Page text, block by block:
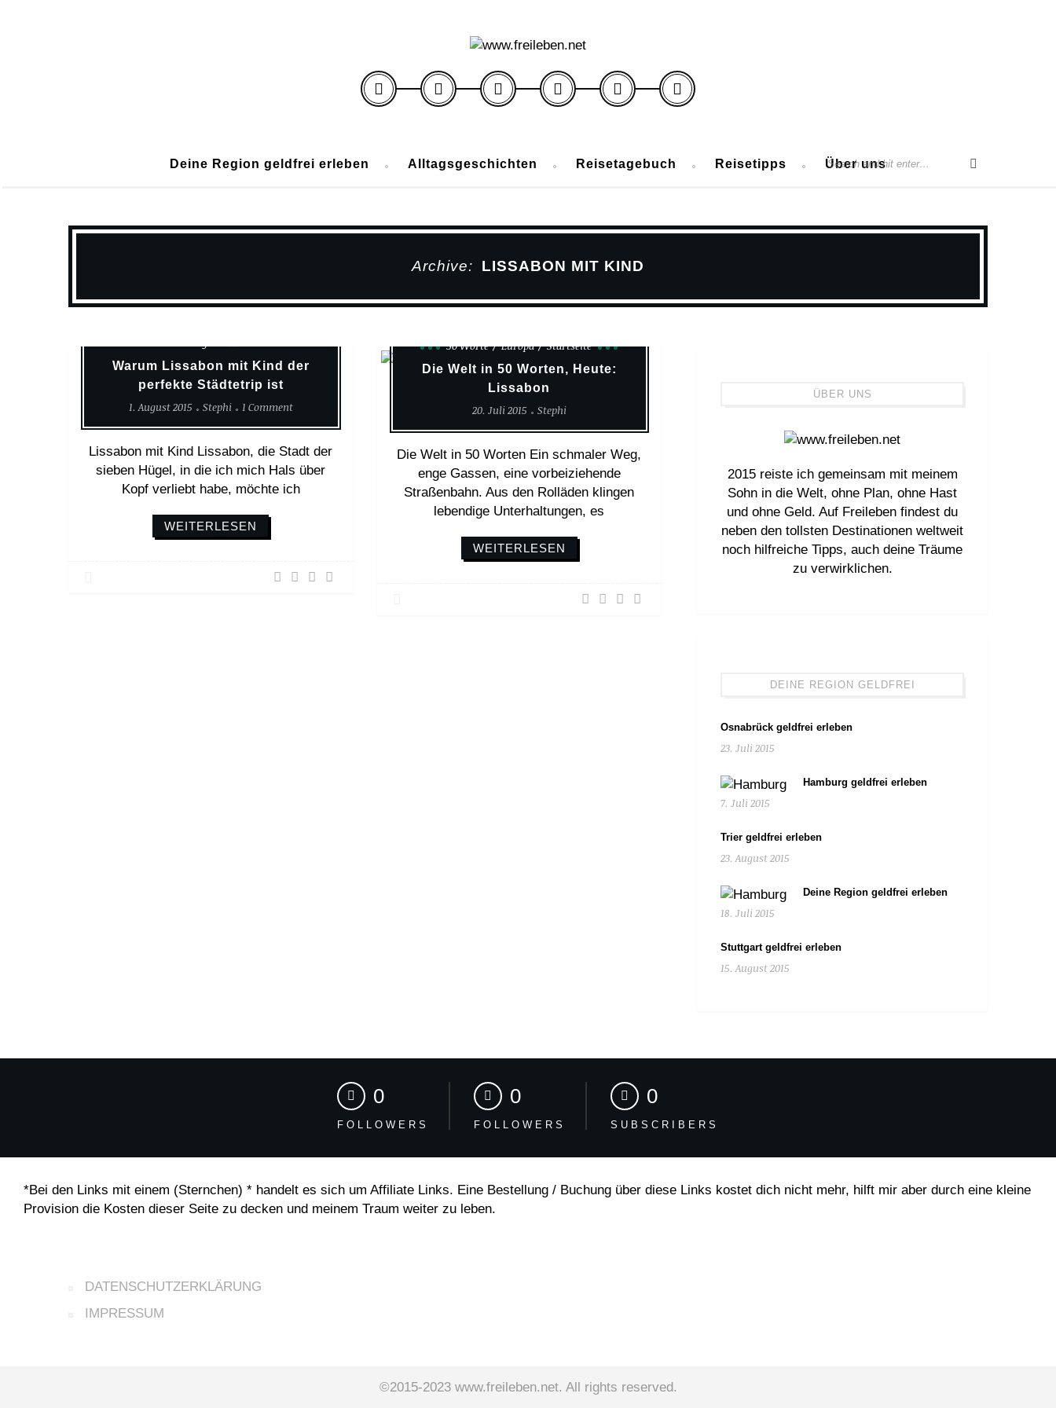
Deine Region geldfrei erleben Alltagsgeschichten Reisetagebuch Reisetipps Über uns
Archive: LISSABON MIT KIND
Warum Lissabon mit Kind der
perfekte Städtetrip ist
1. August 2015 Stephi 1 Comment
Lissabon mit Kind Lissabon, die Stadt der
sieben Hügel, in die ich mich Hals über
Kopf verliebt habe, möchte ich
WEITERLESEN
50 Worte Europa Startseite
Die Welt in 50 Worten, Heute:
Lissabon
20. Juli 2015 Stephi
Die Welt in 50 Worten Ein schmaler Weg,
enge Gassen, eine vorbeiziehende
Straßenbahn. Aus den Rolläden klingen
lebendige Unterhaltungen, es
WEITERLESEN
ÜBER UNS
2015 reiste ich gemeinsam mit meinem
Sohn in die Welt, ohne Plan, ohne Hast
und ohne Geld. Auf Freileben findest du
neben den tollsten Destinationen weltweit
noch hilfreiche Tipps, auch deine Träume
zu verwirklichen.
DEINE REGION GELDFREI
Osnabrück geldfrei erleben
23. Juli 2015
Hamburg geldfrei erleben
7. Juli 2015
Trier geldfrei erleben
23. August 2015
Deine Region geldfrei erleben
18. Juli 2015
Stuttgart geldfrei erleben
15. August 2015
0
FOLLOWERS
0
FOLLOWERS
0
SUBSCRIBERS
*Bei den Links mit einem (Sternchen) * handelt es sich um Affiliate Links. Eine Bestellung / Buchung über diese Links kostet dich nicht mehr, hilft mir aber durch eine kleine
Provision die Kosten dieser Seite zu decken und meinem Traum weiter zu leben.
DATENSCHUTZERKLÄRUNG
IMPRESSUM
©2015-2023 www.freileben.net. All rights reserved.